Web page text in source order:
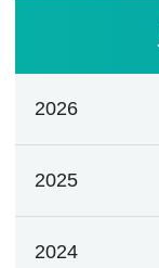
2026
2025
2024